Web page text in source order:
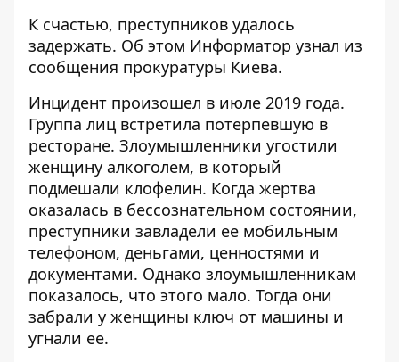
К счастью, преступников удалось
задержать. Об этом Информатор узнал из
сообщения прокуратуры Киева.
Инцидент произошел в июле 2019 года.
Группа лиц встретила потерпевшую в
ресторане. Злоумышленники угостили
женщину алкоголем, в который
подмешали клофелин. Когда жертва
оказалась в бессознательном состоянии,
преступники завладели ее мобильным
телефоном, деньгами, ценностями и
документами. Однако злоумышленникам
показалось, что этого мало. Тогда они
забрали у женщины ключ от машины и
угнали ее.